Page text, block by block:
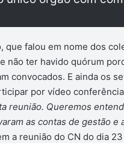
que falou em nome dos
não ter havido quórum
convocados. E ainda os
por vídeo
reunião. Queremos
as contas de gestão e
a reunião do CN do dia